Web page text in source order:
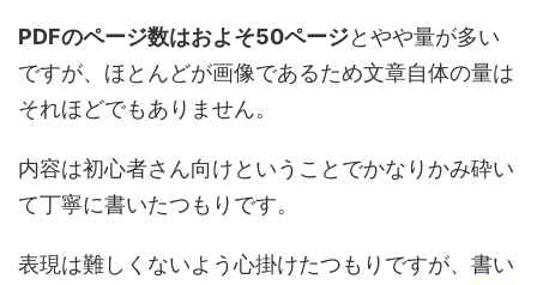
PDFのページ数はおよそ50ページとやや量が多い
ですが、ほとんどが画像であるため文章自体の量は
それほどでもありません。
内容は初心者さん向けということでかなりかみ砕い
て丁寧に書いたつもりです。
表現は難しくないよう心掛けたつもりですが、書い